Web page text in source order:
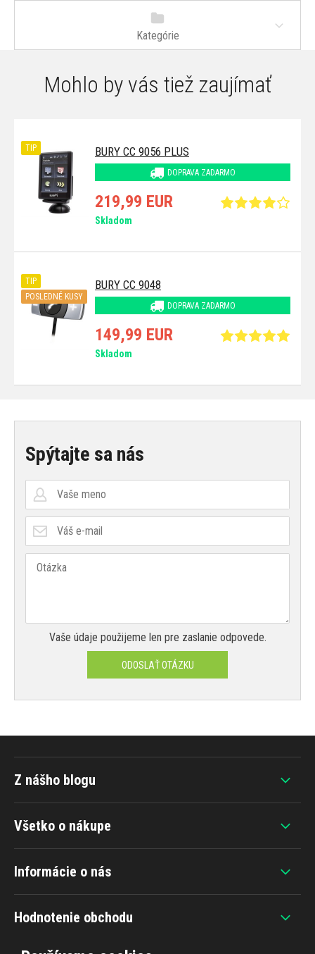
Kategórie
Mohlo by vás tiež zaujímať
BURY CC 9056 PLUS
DOPRAVA ZADARMO
TIP
219,99 EUR
Skladom
BURY CC 9048
DOPRAVA ZADARMO
TIP
POSLEDNÉ KUSY
149,99 EUR
Skladom
Spýtajte sa nás
Vaše údaje použijeme len pre zaslanie odpovede.
ODOSLAŤ OTÁZKU
Všetko o nákupe
Informácie o nás
Hodnotenie obchodu
Z nášho blogu